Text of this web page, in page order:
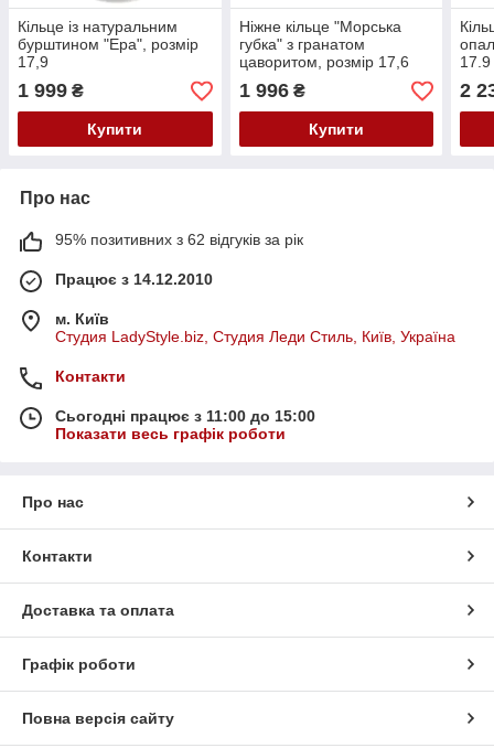
Кільце із натуральним
бурштином "Ера", розмір
17,9
1 999 ₴
Купити
Ніжне кільце "Морська
губка" з гранатом
цаворитом, розмір 17,6
1 996₴
Купити
17.9
2
Про нас
95% позитивних з 62 відгуків за рік
Працює з 14.12.2010
м. Київ
Студия LadyStyle.biz, Студия Леди Стиль, Київ, Україна
Контакти
Сьогодні працює з 11:00 до 15:00
Показати весь графік роботи
Про нас
Контакти
Доставка та оплата
Графік роботи
Повна версія сайту